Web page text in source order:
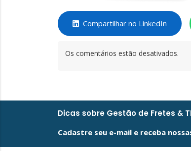
Compartilhar no LinkedIn
Os comentários estão desativados.
Dicas sobre Gestão de Fretes &
Cadastre seu e-mail e receba